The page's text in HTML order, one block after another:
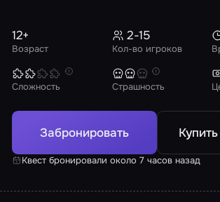
Возраст
12+
Кол-во игроков
2-15
Сложность Страшность
Забронировать
Квест бронировали около 7 часов назад